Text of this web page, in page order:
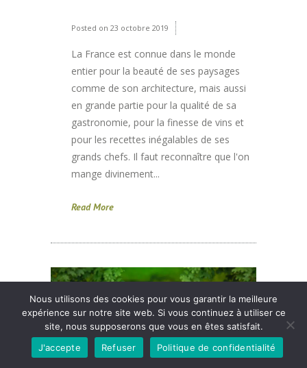
Posted on 23 octobre 2019
La France est connue dans le monde
entier pour la beauté de ses paysages
comme de son architecture, mais aussi
en grande partie pour la qualité de sa
gastronomie, pour la finesse de vins et
pour les recettes inégalables de ses
grands chefs. Il faut reconnaître que l'on
mange divinement...
Read More
Nous utilisons des cookies pour vous garantir la meilleure
expérience sur notre site web. Si vous continuez à utiliser ce
site, nous supposerons que vous en êtes satisfait.
J'accepte
Refuser Politique de confidentialité